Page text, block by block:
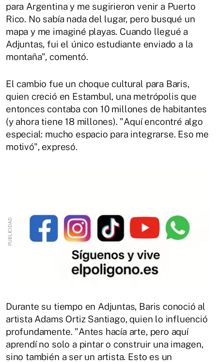
para Argentina y me sugirieron venir a Puerto
Rico. No sabía nada del lugar, pero busqué un
mapa y me imaginé playas. Cuando llegué a
Adjuntas, fui el único estudiante enviado a la
montaña", comentó.
El cambio fue un choque cultural para Baris,
quien creció en Estambul, una metrópolis que
entonces contaba con 10 millones de habitantes
(y ahora tiene 18 millones). "Aquí encontré algo
especial: mucho espacio para integrarse. Eso me
motivó", expresó.
Durante su tiempo en Adjuntas, Baris conoció al
artista Adams Ortiz Santiago, quien lo influenció
profundamente. "Antes hacía arte, pero aquí
aprendí no solo a pintar o construir una imagen,
sino también a ser un artista. Esto es un